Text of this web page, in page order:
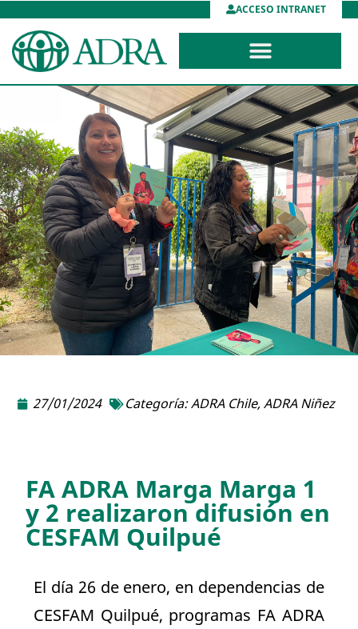
ACCESO INTRANET
27/01/2024 Categoría:ADRA Chile,ADRA Niñez
FA ADRA Marga Marga 1
y 2 realizaron difusión en
CESFAM Quilpué
El día 26 de enero, en dependencias de
CESFAM Quilpué, programas FA ADRA